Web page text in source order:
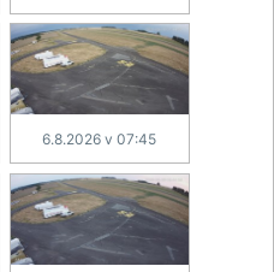
6.8.2026 v 07:45